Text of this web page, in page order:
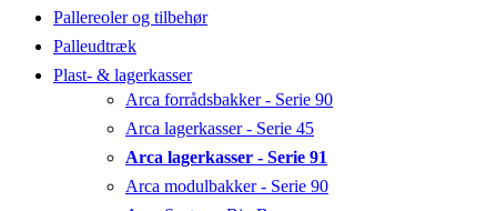
Pallereoler og tilbehør
Palleudtræk
Plast- & lagerkasser
Arca forrådsbakker - Serie 90
Arca lagerkasser - Serie 45
Arca lagerkasser - Serie 91
Arca modulbakker - Serie 90